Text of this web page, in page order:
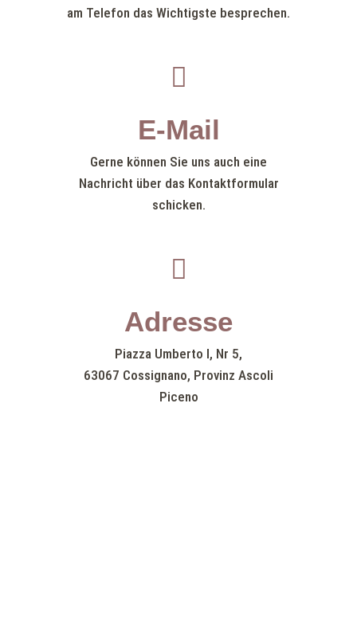
am Telefon das Wichtigste besprechen.

E-Mail
Gerne können Sie uns auch eine
Nachricht über das Kontaktformular
schicken.

Adresse
Piazza Umberto I, Nr 5,
63067 Cossignano, Provinz Ascoli
Piceno